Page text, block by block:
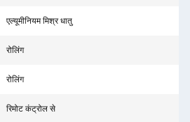
एल्यूमीनियम मिश्र धातु
रोलिंग
रोलिंग
रिमोट कंट्रोल से